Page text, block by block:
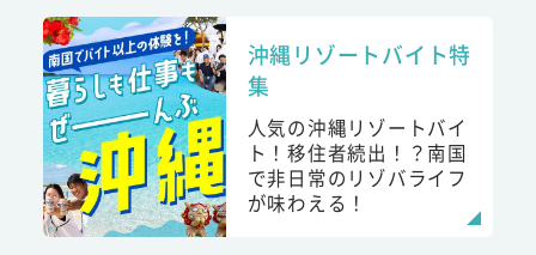
沖縄リゾートバイト特
集
人気の沖縄リゾートバイ
ト！移住者続出！？南国
で非日常のリゾバライフ
が味わえる！